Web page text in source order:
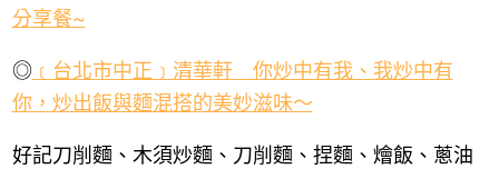
分享餐~
◎ ﹝ 台北市中正﹞清華軒 你炒中有我、我炒中有
你，炒出飯與麵混搭的美妙滋味～
好記刀削麵 、 木須炒麵 、 刀削麵 、 捏麵 、燴飯、 蔥油